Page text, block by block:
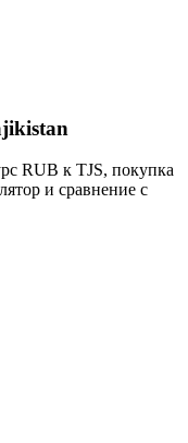
RUB к TJS, покупка
и сравнение с